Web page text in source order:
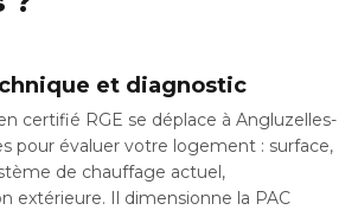
et diagnostic
certifié RGE se déplace à Angluzelles-
pour évaluer votre logement : surface,
de chauffage actuel,
extérieure. Il dimensionne la PAC